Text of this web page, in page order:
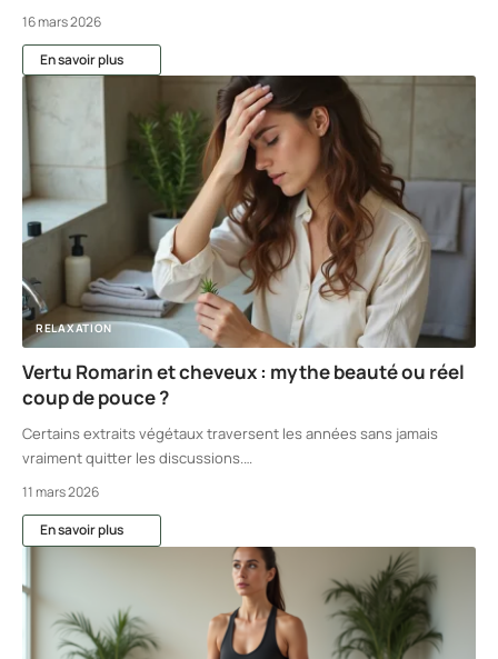
16 mars 2026
En savoir plus
RELAXATION
Vertu Romarin et cheveux : mythe beauté ou réel
coup de pouce ?
Certains extraits végétaux traversent les années sans jamais
vraiment quitter les discussions.…
11 mars 2026
En savoir plus